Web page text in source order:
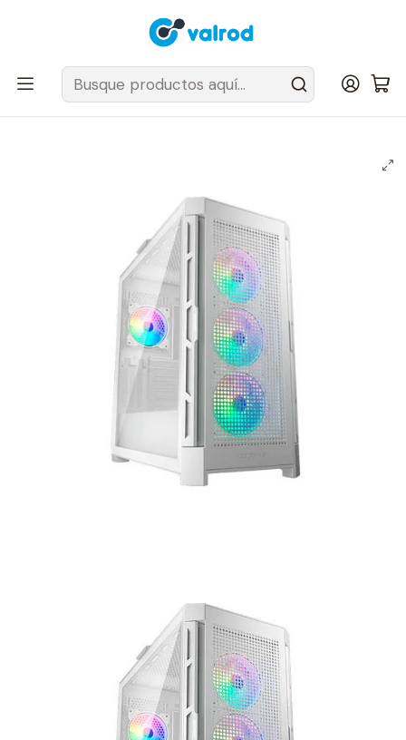
Despacho Gratis en tus sillas Cougar en el Gran Santiago
Inicio Gabinetes
Semi Torre
Gabinete Gamer Cougar Airface PRO RGB White 4 ventiladores
ARGB incluidos